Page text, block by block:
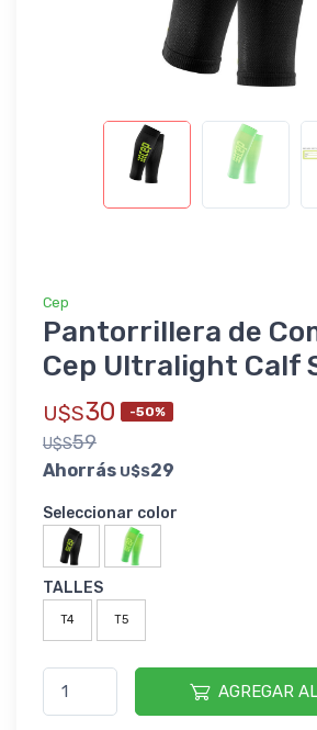
Cep
Pantorrillera de
Cep Ultralight Calf
U$S30 -50%
U$S59
Ahorrás U$S29
Seleccionar color
TALLES
T4 T5
AGREGAR